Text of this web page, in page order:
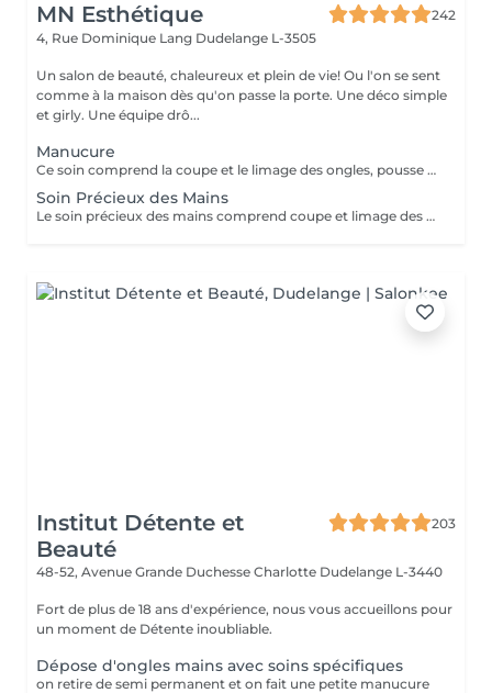
MN Esthétique
242
4, Rue Dominique Lang Dudelange L-3505
Un salon de beauté, chaleureux et plein de vie! Ou l'on se sent
comme à la maison dès qu'on passe la porte. Une déco simple
et girly. Une équipe drô...
Manucure
Ce soin comprend la coupe et le limage des ongles, pousse et coupe des cuticules. Massage inclus. Vernis transparent pour renforcer les ongles et inclus.
Soin Précieux des Mains
Le soin précieux des mains comprend coupe et limage des ongles, pousse et coupe des cuticules. Gommage, masque et massage sont inclus. Vernis transparent pour renforcer les ongles est inclus.
Institut Détente et
Beauté
203
48-52, Avenue Grande Duchesse Charlotte Dudelange L-3440
Fort de plus de 18 ans d'expérience, nous vous accueillons pour
un moment de Détente inoubliable.
Dépose d'ongles mains avec soins spécifiques
on retire de semi permanent et on fait une petite manucure